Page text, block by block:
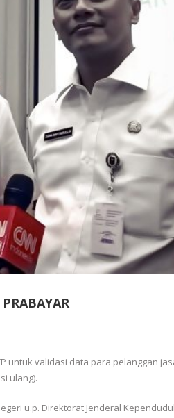
untuk validasi data para pelanggan
ulang).
u.p. Direktorat Jenderal